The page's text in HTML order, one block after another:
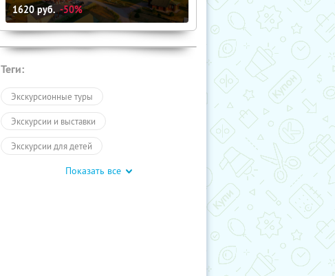
1620руб. -50%
Теги:
Экскурсионные туры
Экскурсии и выставки
Экскурсии для детей
Автобусные экскурсии
Показать все